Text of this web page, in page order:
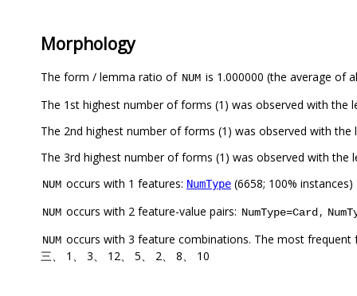
Morphology
The form / lemma ratio of NUM is 1.000000 (the average of
The 1st highest number of forms (1) was observed with the
The 2nd highest number of forms (1) was observed with the
The 3rd highest number of forms (1) was observed with the
NUM occurs with 1 features: NumType (6658; 100% instances)
NUM occurs with 2 feature-value pairs: NumType=Card ,
NUM occurs with 3 feature combinations. The most
三、 1、 3、 12、 5、 2、 8、 10